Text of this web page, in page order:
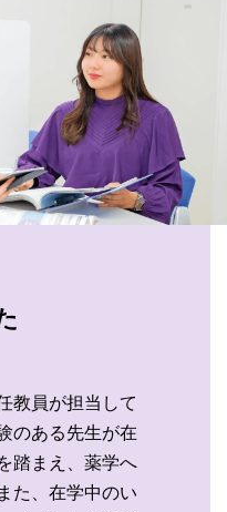
教員が担当して
のある先生が在
踏まえ、薬学へ
た、在学中のい